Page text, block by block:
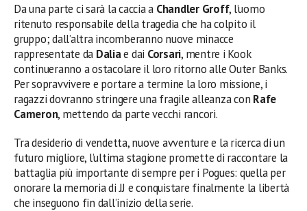
Da una parte ci sarà la caccia a Chandler Groff, l’uomo
ritenuto responsabile della tragedia che ha colpito il
gruppo; dall’altra incomberanno nuove minacce
rappresentate da Daliae dai Corsari, mentre i Kook
continueranno a ostacolare il loro ritorno alle Outer Banks.
Per sopravvivere e portare a termine la loro missione, i
ragazzi dovranno stringere una fragile alleanza con Rafe
Cameron, mettendo da parte vecchi rancori.
Tra desiderio di vendetta, nuove avventure e la ricerca di un
futuro migliore, l’ultima stagione promette di raccontare la
battaglia più importante di sempre per i Pogues: quella per
onorare la memoria di JJ e conquistare finalmente la libertà
che inseguono fin dall’inizio della serie.